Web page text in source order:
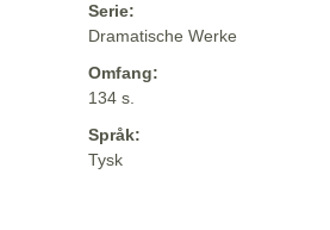
Serie:
Dramatische Werke
Omfang:
134 s.
Språk:
Tysk